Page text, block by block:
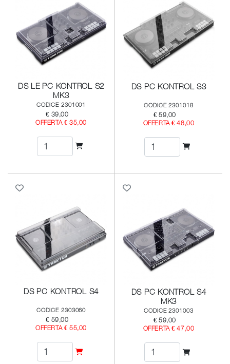
DS LE PC KONTROL S2
MK3
CODICE 2301001
€ 39,00
OFFERTA € 35,00
DS PC KONTROL S3
CODICE 2301018
€ 59,00
OFFERTA € 48,00
DS PC KONTROL S4
CODICE 2303060
€ 59,00
OFFERTA € 55,00
DS PC KONTROL S4
MK3
CODICE 2301003
€ 59,00
OFFERTA € 47,00